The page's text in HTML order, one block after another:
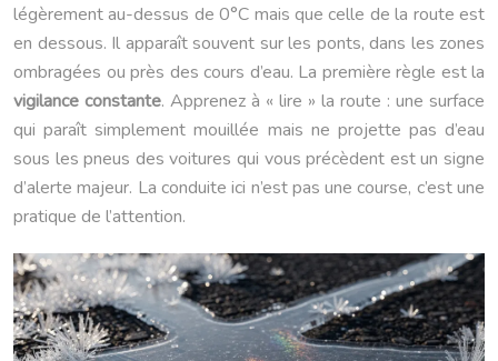
légèrement au-dessus de 0°C mais que celle de la route est
en dessous. Il apparaît souvent sur les ponts, dans les zones
ombragées ou près des cours d’eau. La première règle est la
vigilance constante. Apprenez à « lire » la route : une surface
qui paraît simplement mouillée mais ne projette pas d’eau
sous les pneus des voitures qui vous précèdent est un signe
d’alerte majeur. La conduite ici n’est pas une course, c’est une
pratique de l’attention.